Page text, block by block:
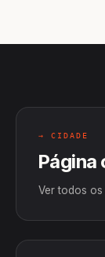
→ CIDADE
Página
Ver todos